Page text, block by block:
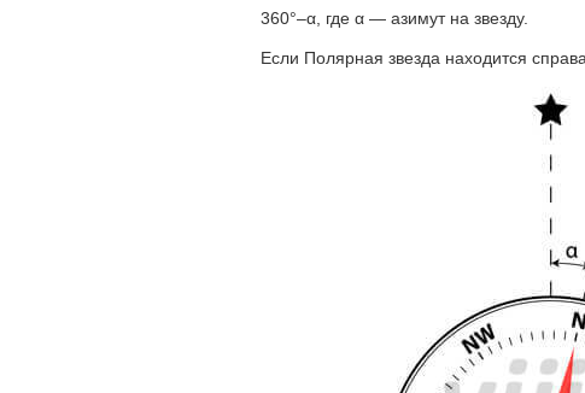
360°–α, где α — азимут на звезду.
Если Полярная звезда находится